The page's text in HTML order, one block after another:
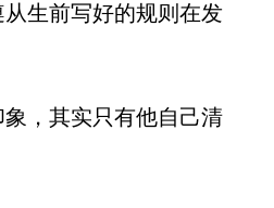
生前写好的规则在发
，其实只有他自己清